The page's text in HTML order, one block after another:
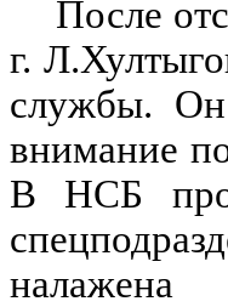
После
г.
службы. Он
внимание
В НСБ
налажена